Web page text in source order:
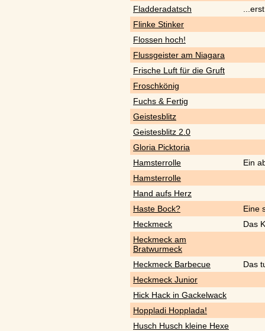
Fladderadatsch
Flinke Stinker
Flossen hoch!
Flussgeister am Niagara
Frische Luft für die Gruft
Froschkönig
Fuchs & Fertig
Geistesblitz
Geistesblitz 2.0
Gloria Picktoria
Hamsterrolle
Ein
Hamsterrolle
Hand aufs Herz
Haste Bock?
Eine
Heckmeck
Das
Heckmeck am
Bratwurmeck
Heckmeck Barbecue
Das
Heckmeck Junior
Hick Hack in Gackelwack
Hoppladi Hopplada!
Husch Husch kleine Hexe